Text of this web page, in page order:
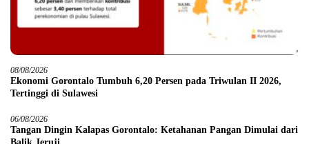
08/08/2026
Ekonomi Gorontalo Tumbuh 6,20 Persen pada Triwulan II 2026,
Tertinggi di Sulawesi
06/08/2026
Tangan Dingin Kalapas Gorontalo: Ketahanan Pangan Dimulai dari